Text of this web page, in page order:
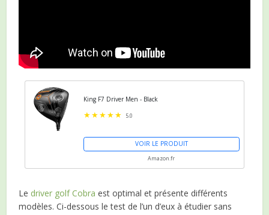
King F7 Driver Men - Black
5.0
VOIR LE PRODUIT
Amazon.fr
Le driver golf Cobra est optimal et présente différents
modèles. Ci-dessous le test de l’un d’eux à étudier sans